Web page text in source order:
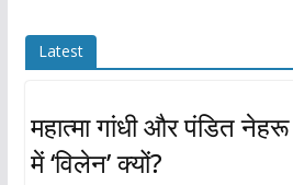
Latest
महात्मा गांधी और पंडित
में ‘विलेन’ क्यों?